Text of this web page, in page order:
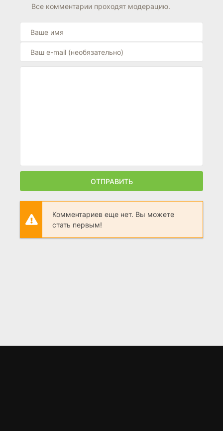
Все комментарии проходят модерацию.
ОТПРАВИТЬ
Комментариев еще нет. Вы можете
стать первым!